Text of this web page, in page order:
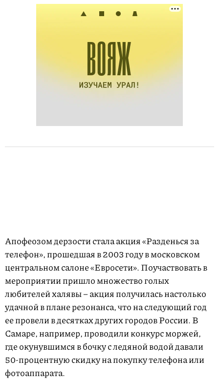
Апофеозом дерзости стала акция «Разденься за
телефон», прошедшая в 2003 году в московском
центральном салоне «Евросети». Поучаствовать в
мероприятии пришло множество голых
любителей халявы – акция получилась настолько
удачной в плане резонанса, что на следующий год
ее провели в десятках других городов России. В
Самаре, например, проводили конкурс моржей,
где окунувшимся в бочку с ледяной водой давали
50-процентную скидку на покупку телефона или
фотоаппарата.